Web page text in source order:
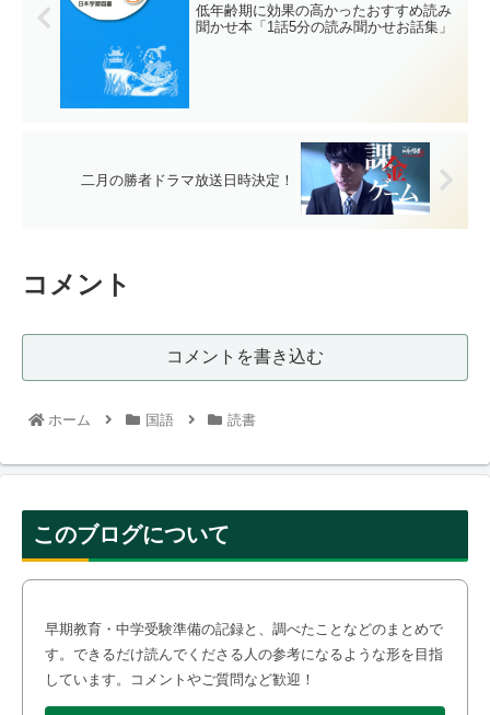
低年齢期に効果の高かったおすすめ読み
聞かせ本「1話5分の読み聞かせお話集」
二月の勝者ドラマ放送日時決定！
コメント
コメントを書き込む
ホーム 国語 読書
このブログについて
早期教育・中学受験準備の記録と、調べたことなどのまとめで
す。できるだけ読んでくださる人の参考になるような形を目指
しています。コメントやご質問など歓迎！